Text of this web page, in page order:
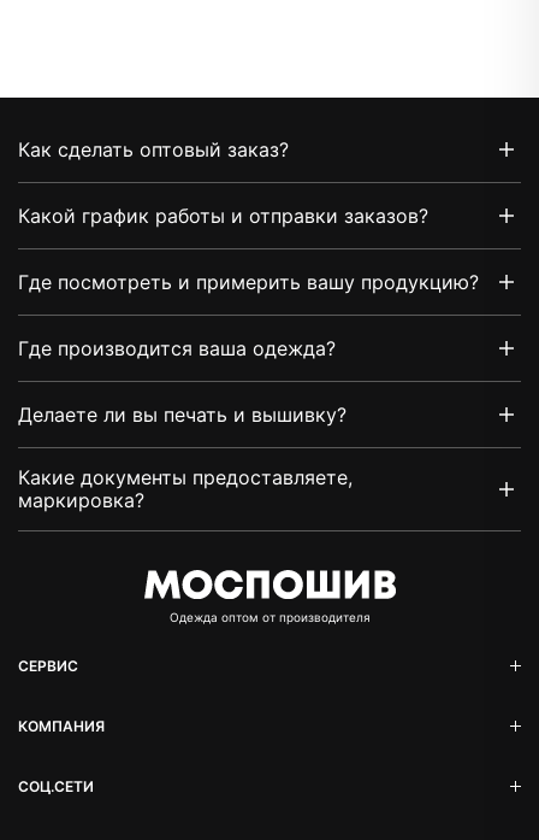
Как сделать оптовый заказ?
Какой график работы и отправки заказов?
Где посмотреть и примерить вашу продукцию?
Где производится ваша одежда?
Делаете ли вы печать и вышивку?
Какие документы предоставляете,
маркировка?
Oдежда оптом от производителя
СЕРВИС
КОМПАНИЯ
СОЦ.СЕТИ